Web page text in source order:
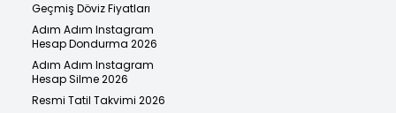
Geçmiş Döviz Fiyatları
Adım Adım Instagram
Hesap Dondurma 2026
Adım Adım Instagram
Hesap Silme 2026
Resmi Tatil Takvimi 2026